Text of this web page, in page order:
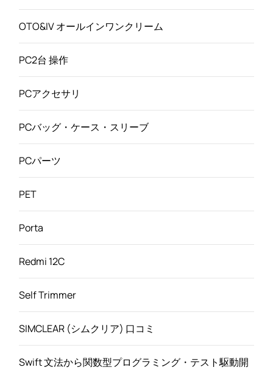
OTO&IV オールインワンクリーム
PC2台 操作
PCアクセサリ
PCバッグ・ケース・スリーブ
PCパーツ
PET
Porta
Redmi 12C
Self Trimmer
SIMCLEAR (シムクリア) 口コミ
Swift 文法から関数型プログラミング・テスト駆動開